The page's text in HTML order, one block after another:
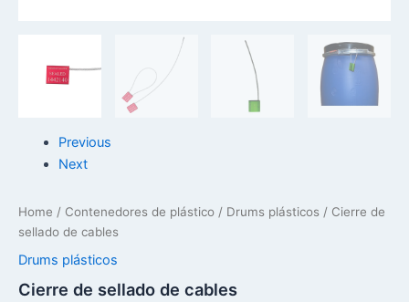
Previous
Next
Home / Contenedores de plástico / Drums plásticos / Cierre de
sellado de cables
Drums plásticos
Cierre de sellado de cables